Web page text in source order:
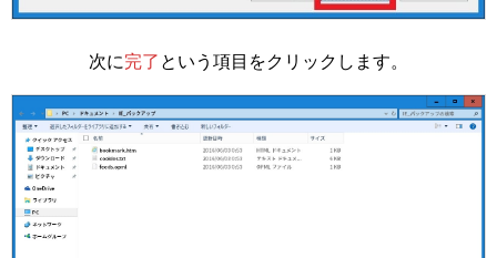
次に完了 という項目をクリックします。